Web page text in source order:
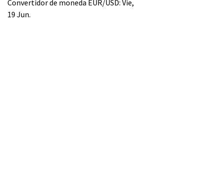
Convertidor de moneda EUR/USD: Vie,
19 Jun.